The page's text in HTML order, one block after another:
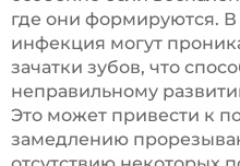
где они формируются. В
инфекция могут
зачатки зубов, что
неправильному
Это может привести к
замедлению